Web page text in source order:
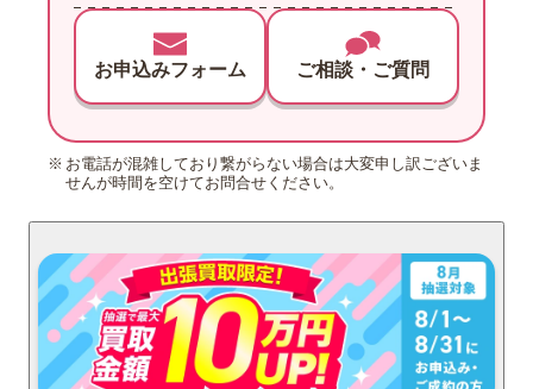
お申込みフォーム ご相談・ご質問
お電話が混雑しており繋がらない場合は大変申し訳ございま
せんが時間を空けてお問合せください。